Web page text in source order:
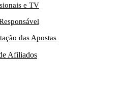
e TV
das Apostas
Afiliados